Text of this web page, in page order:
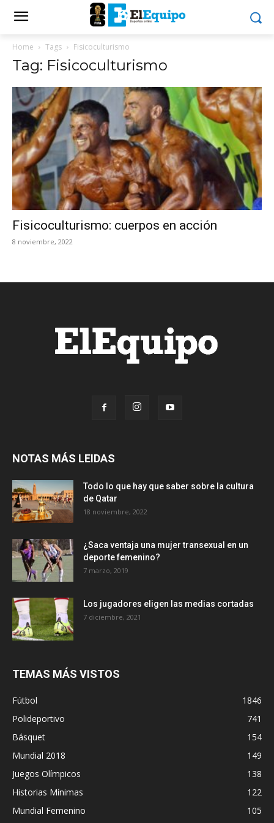
Home Tags Fisicoculturismo
Tag: Fisicoculturismo
Fisicoculturismo: cuerpos en acción
8 noviembre, 2022
NOTAS MÁS LEIDAS
Todo lo que hay que saber sobre la cultura
de Qatar
18 noviembre, 2022
¿Saca ventaja una mujer transexual en un
deporte femenino?
7 marzo, 2019
Los jugadores eligen las medias cortadas
7 diciembre, 2021
TEMAS MÁS VISTOS
Fútbol
1846
Polideportivo
741
Básquet
154
Mundial 2018
149
Juegos Olímpicos
138
Historias Mínimas
122
Mundial Femenino
105